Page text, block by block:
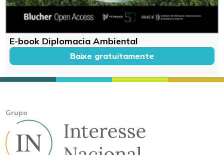
E-book Diplomacia Ambiental
Baixe gratuitamente
Grupo